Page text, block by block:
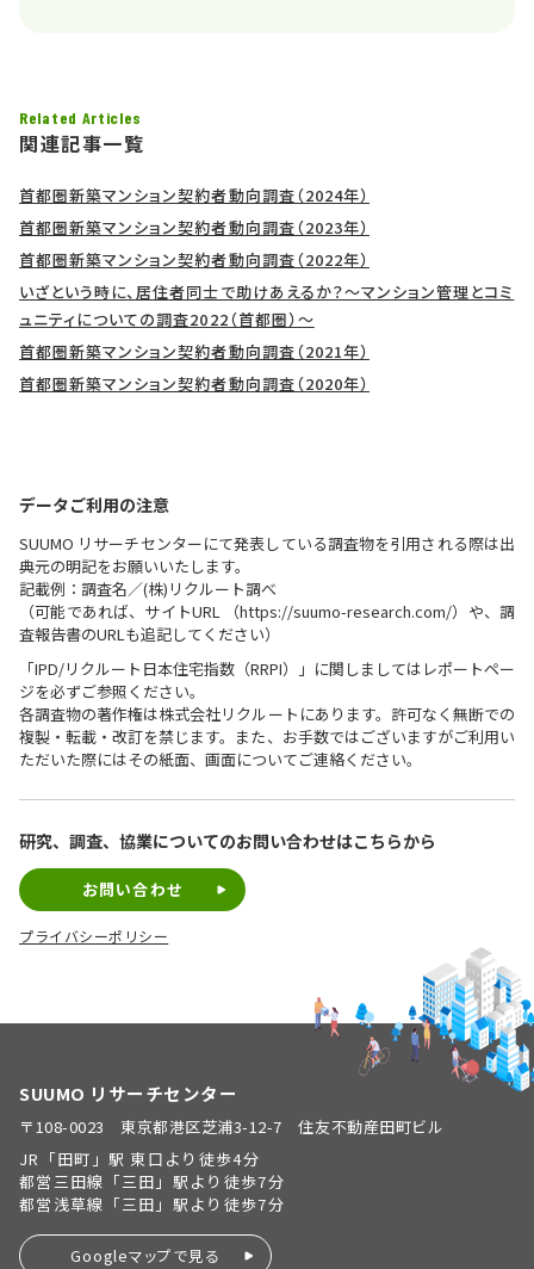
Related Articles
関連記事一覧
首都圏新築マンション契約者動向調査（2024年）
首都圏新築マンション契約者動向調査（2023年）
首都圏新築マンション契約者動向調査（2022年）
いざという時に、居住者同士で助けあえるか？～マンション管理とコミ
ュニティについての調査2022（首都圏）～
首都圏新築マンション契約者動向調査（2021年）
首都圏新築マンション契約者動向調査（2020年）
データご利用の注意
SUUMO リサーチセンターにて発表している調査物を引用される際は出
典元の明記をお願いいたします。
記載例：調査名／(株)リクルート調べ
（可能であれば、サイトURL （https://suumo-research.com/）や、調
査報告書のURLも追記してください）
「IPD/リクルート日本住宅指数（RRPI）」に関しましてはレポートペー
ジを必ずご参照ください。
各調査物の著作権は株式会社リクルートにあります。許可なく無断での
複製・転載・改訂を禁じます。また、お手数ではございますがご利用い
ただいた際にはその紙面、画面についてご連絡ください。
研究、調査、協業についてのお問い合わせはこちらから
お問い合わせ
プライバシーポリシー
SUUMO リサーチセンター
〒108-0023 東京都港区芝浦3-12-7 住友不動産田町ビル
JR「田町」駅 東口より徒歩4分
都営三田線「三田」駅より徒歩7分
都営浅草線「三田」駅より徒歩7分
Googleマップで見る